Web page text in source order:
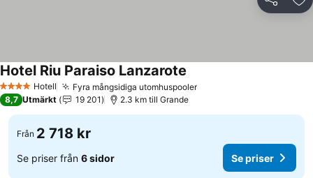
Dela
4 StjärnorHotell Fyra mångsidiga utomhuspooler
Hotel Riu Paraiso Lanzarote
8,7 Utmärkt 19 201 2.3 km till Grande
Från 2 718 kr
Se priser från 6 sidor Se priser